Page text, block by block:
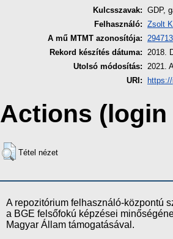
Kulcsszavak: GDP,
Felhasználó: Zsolt
A mű MTMT azonosítója:
Rekord készítés dátuma: 2018.
Utolsó módosítás: 2021.
URI:
Actions
Tétel nézet
A repozitórium felhasználó-központú
a BGE felsőfokú képzései
Magyar Állam támogatásával.